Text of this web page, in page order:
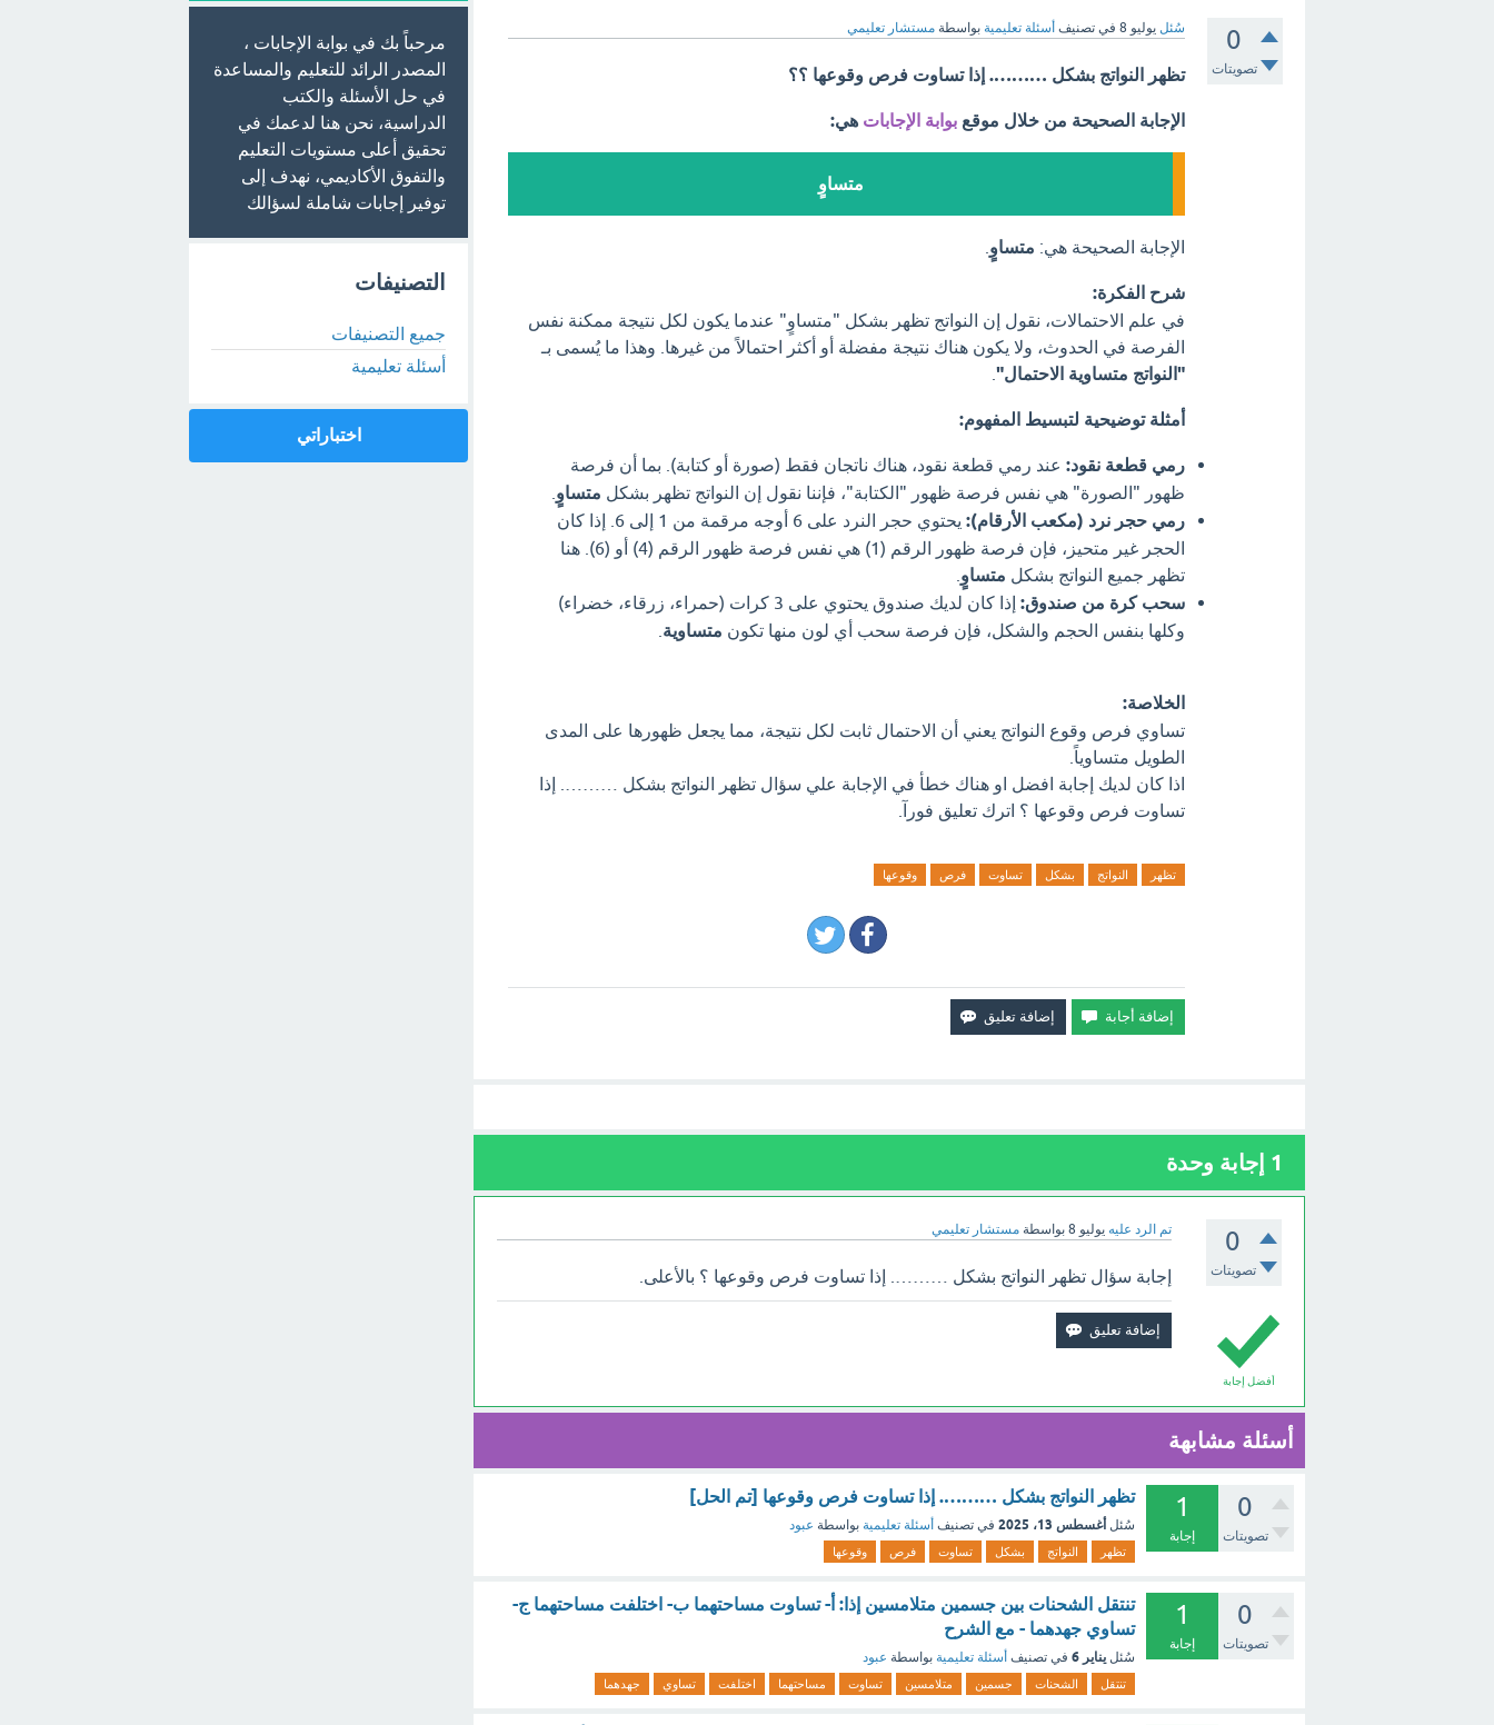
0
تصويتات
سُئل يوليو 8 في تصنيف أسئلة تعليمية بواسطة مستشار تعليمي
تظهر النواتج بشكل ………. إذا تساوت فرص وقوعها ؟؟
الإجابة الصحيحة من خلال موقع بوابة الإجابات هي:
متساوٍ
الإجابة الصحيحة هي: متساوٍ
شرح الفكرة:
في علم الاحتمالات، نقول إن النواتج تظهر بشكل "متساوٍ" عندما يكون لكل نتيجة ممكنة نفس
الفرصة في الحدوث، ولا يكون هناك نتيجة مفضلة أو أكثر احتمالاً من غيرها. وهذا ما يُسمى بـ
"النواتج متساوية الاحتمال"
أمثلة توضيحية لتبسيط المفهوم:
رمي قطعة نقود: عند رمي قطعة نقود، هناك ناتجان فقط (صورة أو كتابة). بما أن فرصة
ظهور "الصورة" هي نفس فرصة ظهور "الكتابة"، فإننا نقول إن النواتج تظهر بشكل متساوٍ
رمي حجر نرد (مكعب الأرقام):
يحتوي حجر النرد على 6 أوجه مرقمة من 1 إلى 6. إذا كان
الحجر غير متحيز، فإن فرصة ظهور الرقم (1) هي نفس فرصة ظهور الرقم (4) أو (6). هنا
تظهر جميع النواتج بشكل متساوٍ
سحب كرة من صندوق:
إذا كان لديك صندوق يحتوي على 3 كرات (حمراء، زرقاء، خضراء)
وكلها بنفس الحجم والشكل، فإن فرصة سحب أي لون منها تكون متساوية
الخلاصة:
تساوي فرص وقوع النواتج يعني أن الاحتمال ثابت لكل نتيجة، مما يجعل ظهورها على المدى
الطويل متساوياً.
اذا كان لديك إجابة افضل او هناك خطأ في الإجابة علي سؤال تظهر النواتج بشكل ………. إذا
تساوت فرص وقوعها ؟ اترك تعليق فورآ.
تظهر النواتج بشكل تساوت فرص وقوعها
1 إجابة وحدة
0
تصويتات
تم الرد عليه يوليو 8 بواسطة مستشار تعليمي
أفضل إجابة
إجابة سؤال تظهر النواتج بشكل ………. إذا تساوت فرص وقوعها ؟ بالأعلى.
أسئلة مشابهة
0
تصويتات
1
إجابة
تظهر النواتج بشكل ………. إذا تساوت فرص وقوعها [تم الحل]
سُئل أغسطس 13، 2025 في تصنيف أسئلة تعليمية بواسطة عبود
تظهر النواتج بشكل تساوت فرص وقوعها
0
تصويتات
1
إجابة
تنتقل الشحنات بين جسمين متلامسين إذا: أ- تساوت مساحتهما ب- اختلفت مساحتهما ج-
تساوي جهدهما - مع الشرح
سُئل يناير 6 في تصنيف أسئلة تعليمية بواسطة عبود
تنتقل الشحنات جسمين متلامسين تساوت مساحتهما اختلفت تساوي جهدهما
مرحباً بك في بوابة الإجابات ،
المصدر الرائد للتعليم والمساعدة
في حل الأسئلة والكتب
الدراسية، نحن هنا لدعمك في
تحقيق أعلى مستويات التعليم
والتفوق الأكاديمي، نهدف إلى
توفير إجابات شاملة لسؤالك
التصنيفات
جميع التصنيفات
أسئلة تعليمية
اختباراتي